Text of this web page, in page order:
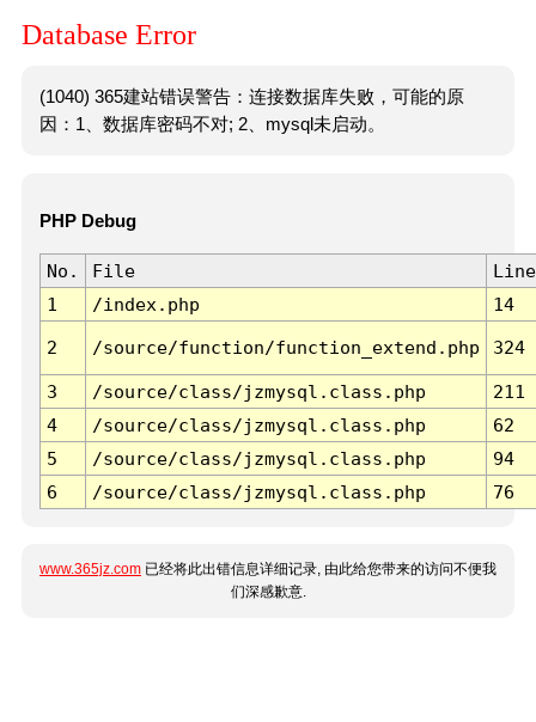
Database Error
(1040) 365建站错误警告：连接数据库失败，可能的原
因：1、数据库密码不对; 2、mysql未启动。
PHP Debug
No. File
Line
1
/index.php 14
2 /source/function/function_extend.php 324
3 /source/class/jzmysql.class.php
211
4
/source/class/jzmysql.class.php
62
5
/source/class/jzmysql.class.php
94
6
/source/class/jzmysql.class.php 76
www.365jz.com 已经将此出错信息详细记录, 由此给您带来的访问不便我
们深感歉意.